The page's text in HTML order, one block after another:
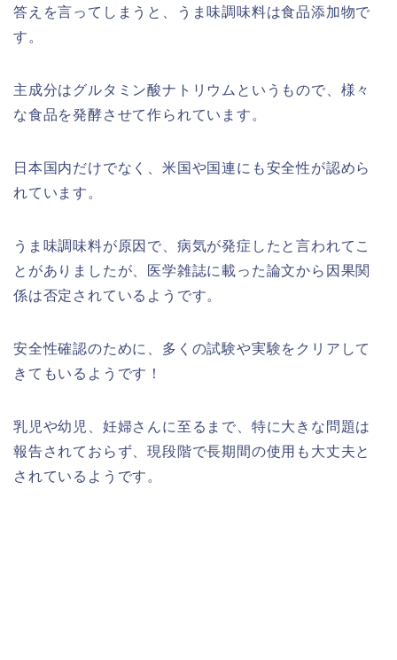
答えを言ってしまうと、うま味調味料は食品添加物で
す。
主成分はグルタミン酸ナトリウムというもので、様々
な食品を発酵させて作られています。
日本国内だけでなく、米国や国連にも安全性が認めら
れています。
うま味調味料が原因で、病気が発症したと言われてこ
とがありましたが、医学雑誌に載った論文から因果関
係は否定されているようです。
安全性確認のために、多くの試験や実験をクリアして
きてもいるようです！
乳児や幼児、妊婦さんに至るまで、特に大きな問題は
報告されておらず、現段階で長期間の使用も大丈夫と
されているようです。